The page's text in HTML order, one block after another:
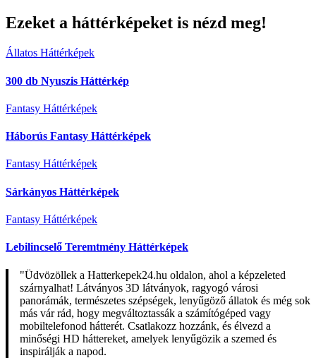
Ezeket a háttérképeket is nézd meg!
Állatos Háttérképek
300 db Nyuszis Háttérkép
Fantasy Háttérképek
Háborús Fantasy Háttérképek
Fantasy Háttérképek
Sárkányos Háttérképek
Fantasy Háttérképek
Lebilincselő Teremtmény Háttérképek
"Üdvözöllek a Hatterkepek24.hu oldalon, ahol a képzeleted
szárnyalhat! Látványos 3D látványok, ragyogó városi
panorámák, természetes szépségek, lenyűgöző állatok és még sok
más vár rád, hogy megváltoztassák a számítógéped vagy
mobiltelefonod hátterét. Csatlakozz hozzánk, és élvezd a
minőségi HD háttereket, amelyek lenyűgözik a szemed és
inspirálják a napod.